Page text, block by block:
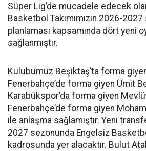
Süper Lig’de mücadele edecek
Basketbol Takımımızın 2026-
planlaması kapsamında dört yeni
sağlanmıştır.
Kulübümüz Beşiktaş’ta forma
Fenerbahçe’de forma giyen Ümit
Karabükspor’da forma giyen
Fenerbahçe’de forma giyen
ile anlaşma sağlamıştır. Yeni
2027 sezonunda Engelsiz Basketbol
kadrosunda yer alacaktır. Bulut